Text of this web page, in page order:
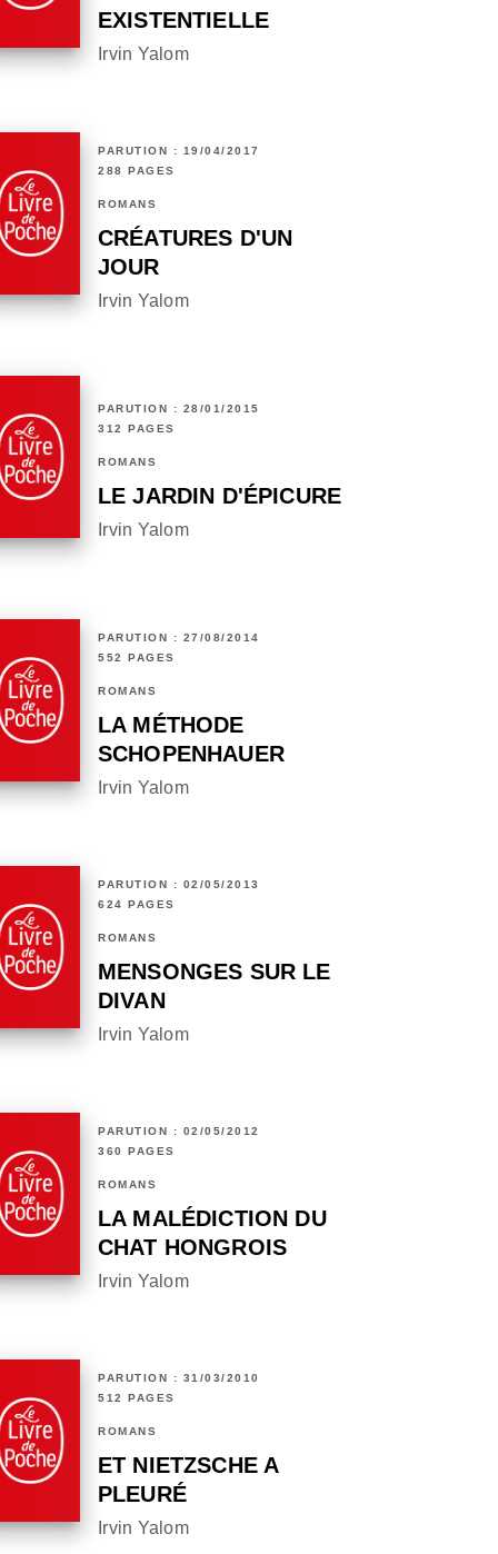
EXISTENTIELLE
Irvin Yalom
PARUTION : 19/04/2017
288 PAGES
ROMANS
CRÉATURES D'UN
JOUR
Irvin Yalom
PARUTION : 28/01/2015
312 PAGES
ROMANS
LE JARDIN D'ÉPICURE
Irvin Yalom
PARUTION : 27/08/2014
552 PAGES
ROMANS
LA MÉTHODE
SCHOPENHAUER
Irvin Yalom
PARUTION : 02/05/2013
624 PAGES
ROMANS
MENSONGES SUR LE
DIVAN
Irvin Yalom
PARUTION : 02/05/2012
360 PAGES
ROMANS
LA MALÉDICTION DU
CHAT HONGROIS
Irvin Yalom
PARUTION : 31/03/2010
512 PAGES
ROMANS
ET NIETZSCHE A
PLEURÉ
Irvin Yalom